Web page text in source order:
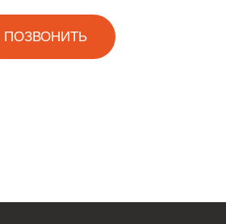
ПОЗВОНИТЬ